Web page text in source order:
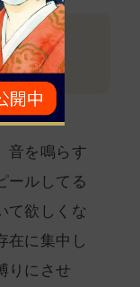
音を鳴らす
ールしてる
て欲しくな
在に集中し
りにさせ